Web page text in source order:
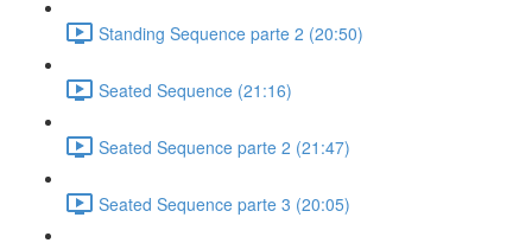
Standing Sequence parte 2 (20:50)
Seated Sequence (21:16)
Seated Sequence parte 2 (21:47)
Seated Sequence parte 3 (20:05)